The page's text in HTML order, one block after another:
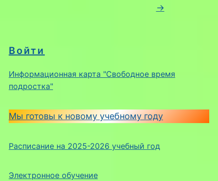
Войти
Информационная карта "Свободное время
подростка"
Мы готовы к новому учебному году
Расписание на 2025-2026 учебный год
Электронное обучение
→